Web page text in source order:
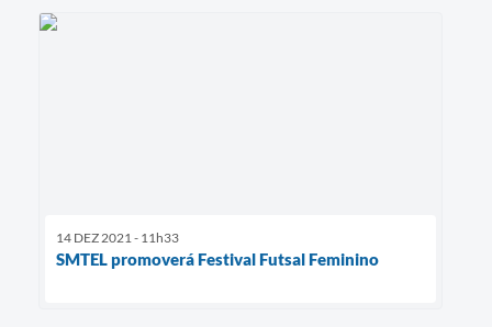
14 DEZ 2021 - 11h33
SMTEL promoverá Festival Futsal Feminino